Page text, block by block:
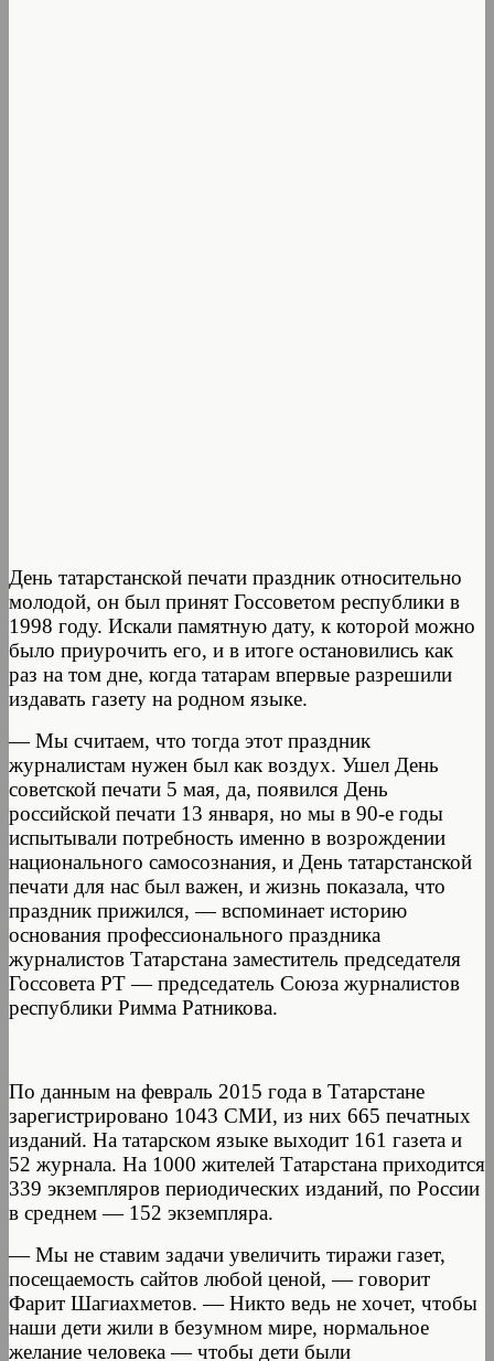
День татарстанской печати праздник относительно
молодой, он был принят Госсоветом республики в
1998 году. Искали памятную дату, к которой можно
было приурочить его, и в итоге остановились как
раз на том дне, когда татарам впервые разрешили
издавать газету на родном языке.
— Мы считаем, что тогда этот праздник
журналистам нужен был как воздух. Ушел День
советской печати 5 мая, да, появился День
российской печати 13 января, но мы в 90-е годы
испытывали потребность именно в возрождении
национального самосознания, и День татарстанской
печати для нас был важен, и жизнь показала, что
праздник прижился, — вспоминает историю
основания профессионального праздника
журналистов Татарстана заместитель председателя
Госсовета РТ — председатель Союза журналистов
республики Римма Ратникова.
По данным на февраль 2015 года в Татарстане
зарегистрировано 1043 СМИ, из них 665 печатных
изданий. На татарском языке выходит 161 газета и
52 журнала. На 1000 жителей Татарстана приходится
339 экземпляров периодических изданий, по России
в среднем — 152 экземпляра.
— Мы не ставим задачи увеличить тиражи газет,
посещаемость сайтов любой ценой, — говорит
Фарит Шагиахметов. — Никто ведь не хочет, чтобы
наши дети жили в безумном мире, нормальное
желание человека — чтобы дети были